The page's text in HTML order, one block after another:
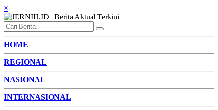
×
HOME
REGIONAL
NASIONAL
INTERNASIONAL